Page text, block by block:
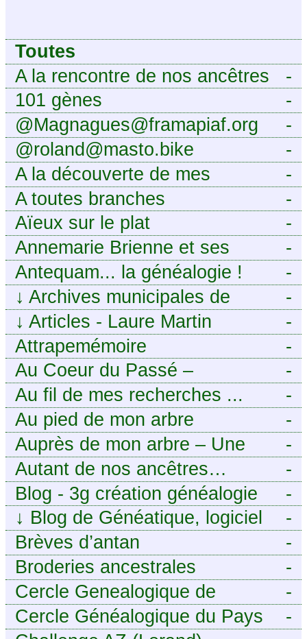
Toutes
-
A la rencontre de nos ancêtres
-
101 gènes
-
@Magnagues@framapiaf.org
-
@roland@masto.bike
-
A la découverte de mes
ancêtres
-
A toutes branches
-
Aïeux sur le plat
-
Annemarie Brienne et ses
challenges de A à Z
-
Antequam... la généalogie !
-
↓ Archives municipales de
Montpellier
-
↓ Articles - Laure Martin
-
Attrapemémoire
-
Au Coeur du Passé –
Généalogie Familiale
-
Au fil de mes recherches ...
-
Au pied de mon arbre
-
Auprès de mon arbre – Une
histoire de racines
-
Autant de nos ancêtres…
-
Blog - 3g création généalogie
-
↓ Blog de Généatique, logiciel
de généalogie
-
Brèves d’antan
-
Broderies ancestrales
-
Cercle Genealogique de
l’Aveyron
-
Cercle Généalogique du Pays